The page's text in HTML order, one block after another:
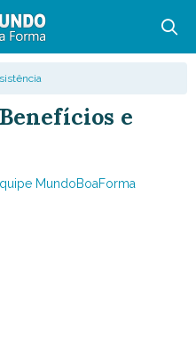
e
MundoBoaForma